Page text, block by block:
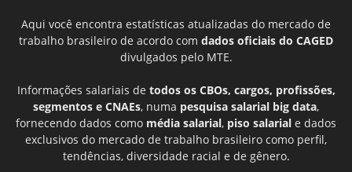
Aqui você encontra estatísticas atualizadas do mercado de
trabalho brasileiro de acordo com dados oficiais do CAGED
divulgados pelo MTE.
Informações salariais de todos os CBOs, cargos, profissões,
segmentos e CNAEs, numa pesquisa salarial big data,
fornecendo dados como média salarial, piso salarial e dados
exclusivos do mercado de trabalho brasileiro como perfil,
tendências, diversidade racial e de gênero.